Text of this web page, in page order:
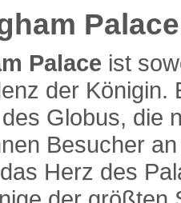
Palace
Palace ist
der Königin.
Globus, die
Besucher
Herz des